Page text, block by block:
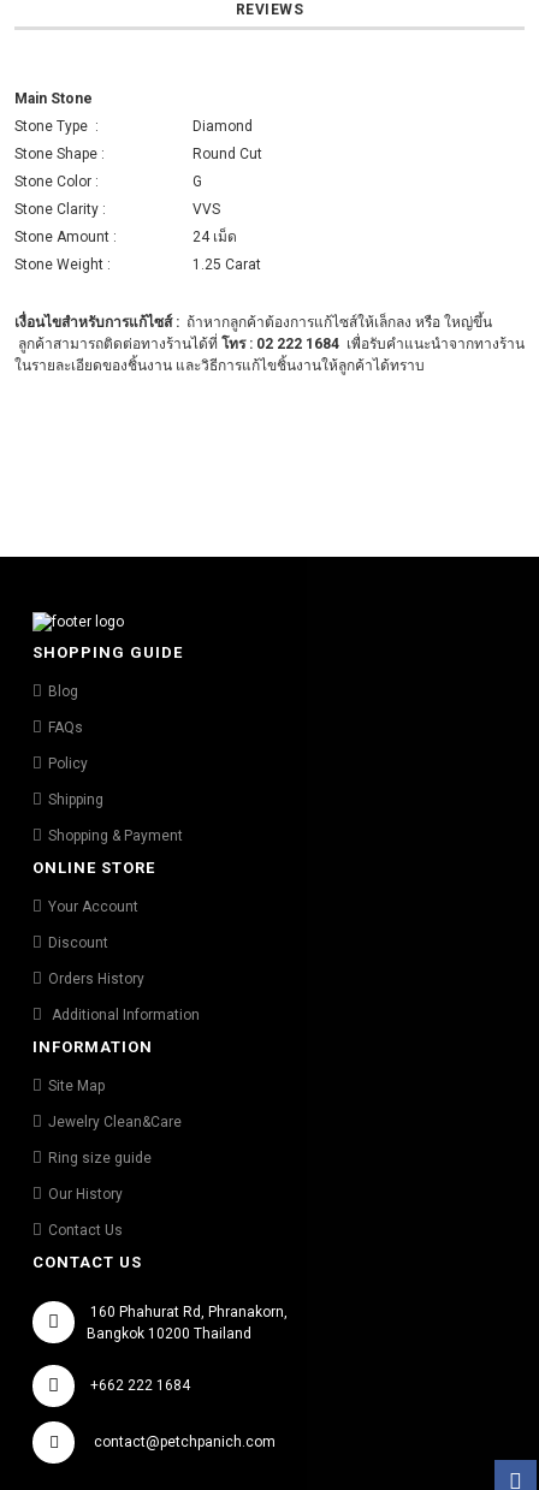
REVIEWS
Main Stone
Stone Type :
Diamond
Stone Shape :
Round Cut
Stone Color :
G
Stone Clarity :
VVS
Stone Amount :
24 เม็ด
Stone Weight :
1.25 Carat
เงื่อนไขสำหรับการแก้ไซส์: ถ้าหากลูกค้าต้องการแก้ไซส์ให้เล็กลง หรือ ใหญ่ขึ้น
ลูกค้าสามารถติดต่อทางร้านได้ที่ โทร : 02 222 1684 เพื่อรับคำแนะนำจากทางร้าน
ในรายละเอียดของชิ้นงาน และวิธีการแก้ไขชิ้นงานให้ลูกค้าได้ทราบ
SHOPPING GUIDE
Blog
FAQs
Policy
Shipping
Shopping & Payment
ONLINE STORE
Your Account
Discount
Orders History
Additional Information
INFORMATION
Site Map
Jewelry Clean&Care
Ring size guide
Our History
Contact Us
CONTACT US
160 Phahurat Rd, Phranakorn,
Bangkok 10200 Thailand
+662 222 1684
contact@petchpanich.com